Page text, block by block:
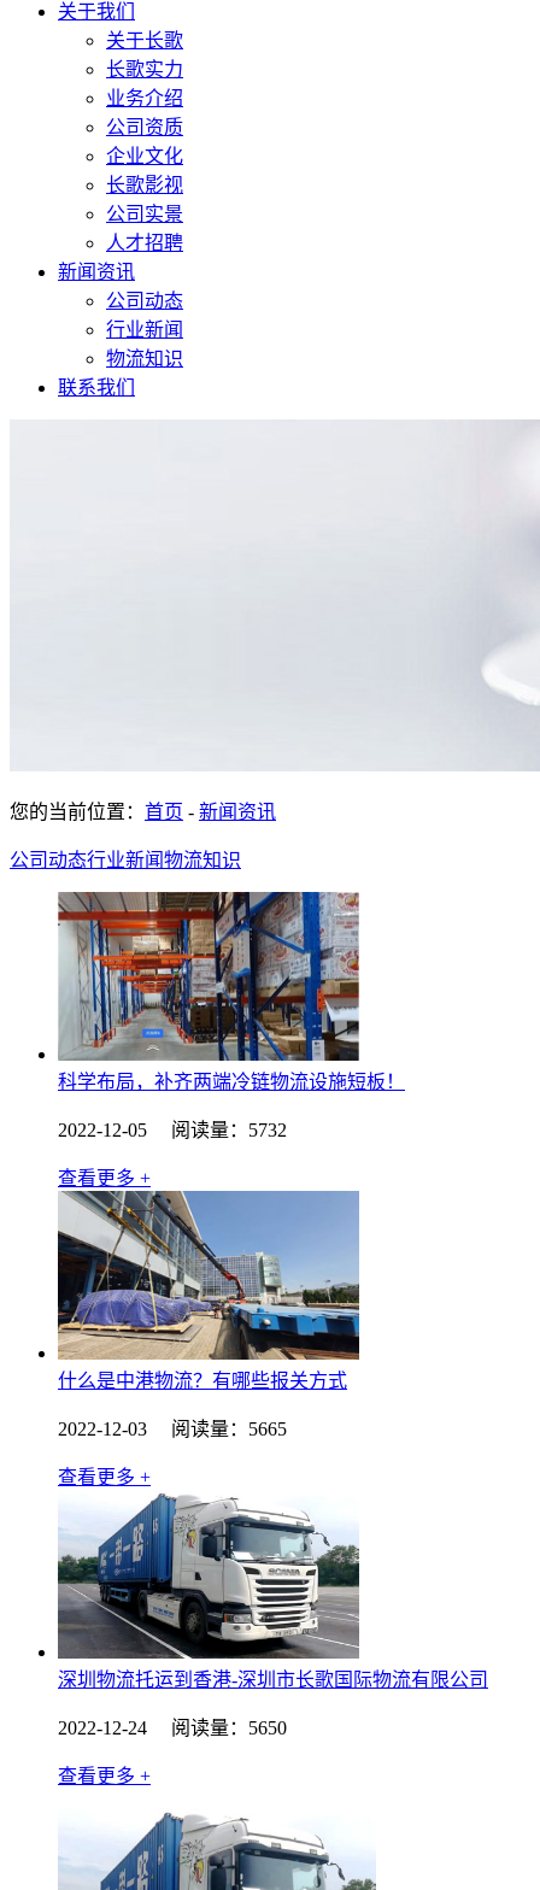
关于我们
关于长歌
长歌实力
业务介绍
公司资质
企业文化
长歌影视
公司实景
人才招聘
新闻资讯
公司动态
行业新闻
物流知识
联系我们
您的当前位置： 首页 - 新闻资讯
公司动态行业新闻物流知识
科学布局，补齐两端冷链物流设施短板！
2022-12-05 阅读量：5732
查看更多 +
什么是中港物流？有哪些报关方式
2022-12-03 阅读量：5665
查看更多 +
深圳物流托运到香港-深圳市长歌国际物流有限公司
2022-12-24 阅读量：5650
查看更多 +